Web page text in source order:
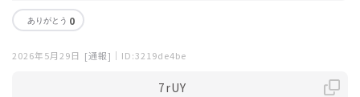
0
2026年5月29日 [通報] ｜ID:3219de4be
7rUY